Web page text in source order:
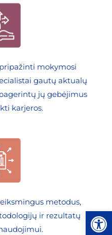
mokymosi
gautų aktualų
jų gebėjimus
karjeros.
metodus,
ir rezultatų